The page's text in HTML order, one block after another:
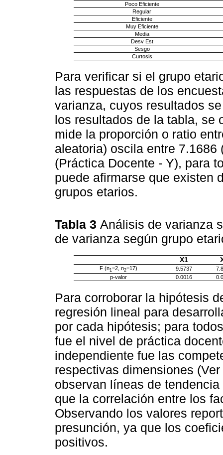
Poco Eficiente
Regular
Eficiente
Muy Eficiente
Media
Desv Est
Sesgo
Curtosis
Para verificar si el grupo
las respuestas de los
varianza, cuyos resultados
los resultados de la tabla, se
mide la proporción o ratio
aleatoria) oscila entre
(Práctica Docente - Y), para
puede afirmarse que existen
grupos etarios.
Tabla 3 Análisis de varianza
de varianza según grupo
X1
F (n1=2, n2=17) 9.5737
p-valor
0.0016
Para corroborar la hipótesis
regresión lineal para
por cada hipótesis; para
fue el nivel de práctica
independiente fue las
respectivas dimensiones (Ver
observan líneas de
que la correlación entre los
Observando los valores
presunción, ya que los
positivos.